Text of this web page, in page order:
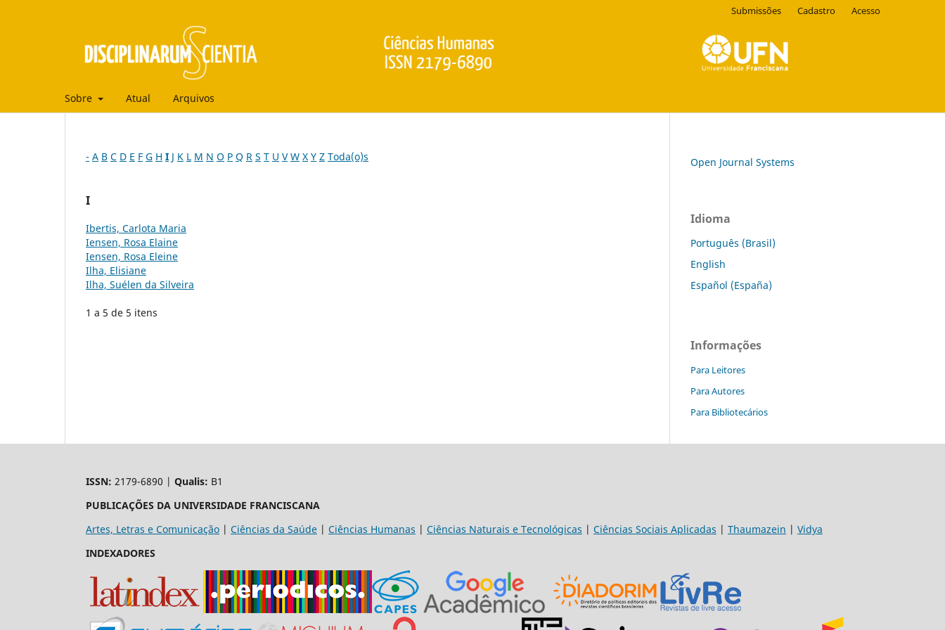
Sobre Atual Arquivos
Submissões Cadastro Acesso
- A B C D E F G H I J K L M N O P Q R S T U V W X Y Z Toda(o)s
I
Ibertis, Carlota Maria
Iensen, Rosa Elaine
Iensen, Rosa Eleine
Ilha, Elisiane
Ilha, Suélen da Silveira
1 a 5 de 5 itens
Open Journal Systems
Idioma
Português (Brasil)
English
Español (España)
Informações
Para Leitores
Para Autores
Para Bibliotecários
ISSN: 2179-6890 | Qualis: B1
PUBLICAÇÕES DA UNIVERSIDADE FRANCISCANA
Artes, Letras e Comunicação | Ciências da Saúde | Ciências Humanas | Ciências Naturais e Tecnológicas | Ciências Sociais Aplicadas | Thaumazein | Vidya
INDEXADORES